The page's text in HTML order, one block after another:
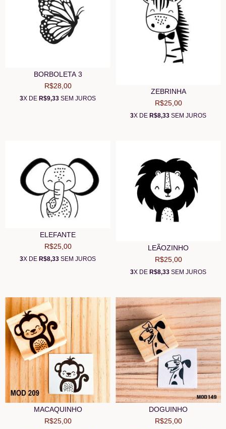
BORBOLETA 3
R$28,00
3X DE R$9,33 SEM JUROS
ZEBRINHA
R$25,00
3X DE R$8,33 SEM JUROS
ELEFANTE
R$25,00
3X DE R$8,33 SEM JUROS
LEÃOZINHO
R$25,00
3X DE R$8,33 SEM JUROS
MACAQUINHO
R$25,00
DOGUINHO
R$25,00